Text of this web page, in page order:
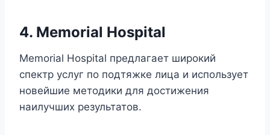
4. Memorial Hospital
Memorial Hospital предлагает широкий
спектр услуг по подтяжке лица и использует
новейшие методики для достижения
наилучших результатов.